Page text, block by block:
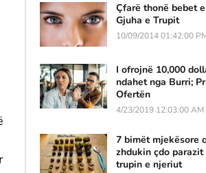
Çfarë thonë bebet
Gjuha e Trupit
10/09/2014 01:42:00
I ofrojnë 10,000
ndahet nga Burri;
Ofertën
4/23/2019 12:03:00 AM
7 bimët mjekësore
zhdukin çdo parazit
trupin e njeriut